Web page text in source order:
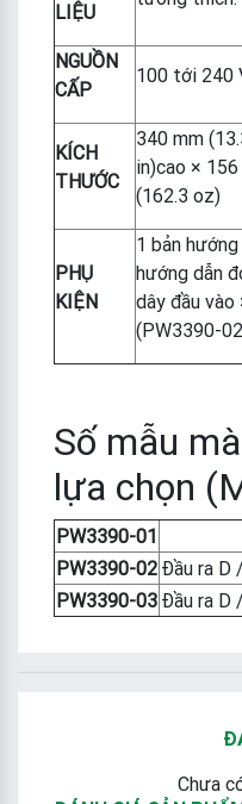
LIỆU
NGUỒN
CẤP
100 tới 240
KÍCH
THƯỚC
340 mm
in)cao ×
(162.3 oz)
PHỤ
KIỆN
1 bản
hướng dẫn
dây đầu vào
(PW3390-
Số mẫu
lựa chọn
PW3390-01
PW3390-02 Đầu ra D
PW3390-03 Đầu ra D
Chưa